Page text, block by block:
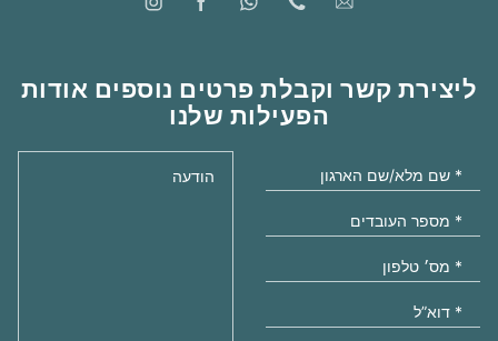
ליצירת קשר וקבלת פרטים נוספים אודות
הפעילות שלנו